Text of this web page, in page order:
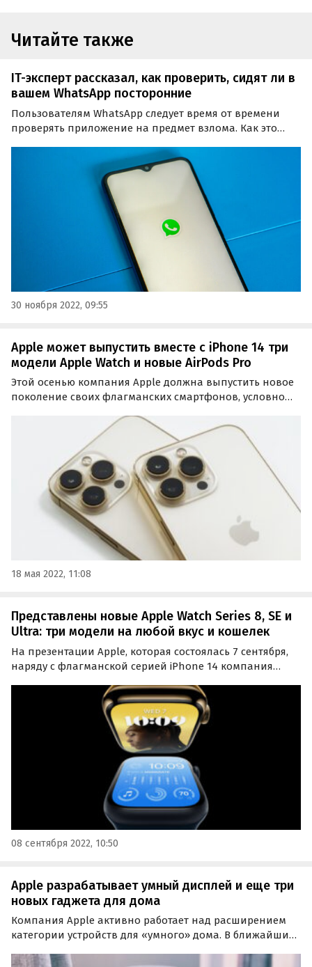
Читайте также
IT-эксперт рассказал, как проверить, сидят ли в
вашем WhatsApp посторонние
Пользователям WhatsApp следует время от времени
проверять приложение на предмет взлома. Как это
директор компании «ИТ-Резерв» Павел Мясоедов.
30 ноября 2022, 09:55
Apple может выпустить вместе с iPhone 14 три
модели Apple Watch и новые AirPods Pro
Этой осенью компания Apple должна выпустить новое
поколение своих флагманских смартфонов, условно
другие мобильные новинки Apple, о чем сообщает
издание Gizmochina, авторам которого стала известна…
18 мая 2022, 11:08
Представлены новые Apple Watch Series 8, SE и
Ultra: три модели на любой вкус и кошелек
На презентации Apple, которая состоялась 7 сентября,
наряду с флагманской серией iPhone 14 компания
Watch. Это базовые Apple Watch Series 8, бюджетные
Apple Watch SE и профессиональные Apple Watch Ultra.
08 сентября 2022, 10:50
Apple разрабатывает умный дисплей и еще три
новых гаджета для дома
Компания Apple активно работает над расширением
категории устройств для «умного» дома. В ближайшие